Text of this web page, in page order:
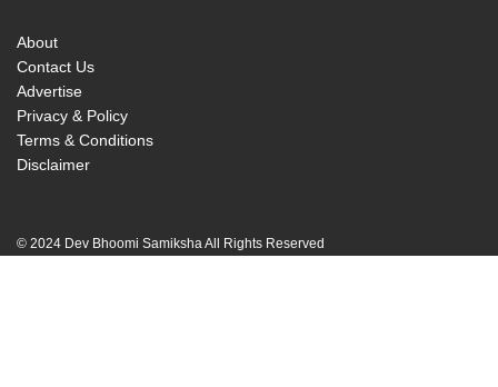
About
Contact Us
Advertise
Privacy & Policy
Terms & Conditions
Disclaimer
© 2024 Dev Bhoomi Samiksha All Rights Reserved